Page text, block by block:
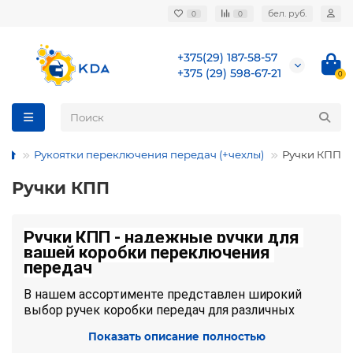
0 0 бел. руб.
+375(29) 187-58-57
+375 (29) 598-67-21
0
Рукоятки переключения передач (+чехлы) Ручки КПП
Ручки КПП
Ручки КПП - надежные ручки для
вашей коробки переключения
передач
В нашем ассортименте представлен широкий
выбор ручек коробки передач для различных
качественные и стильные ручки КПП, которые
Показать описание полностью